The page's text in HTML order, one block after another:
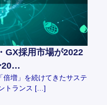
GX採用市場が2022
20…
増」を続けてきたサステ
トランス […]